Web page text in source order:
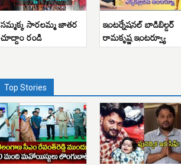
సమ్మక్క సారలమ్మ జాతర
చూద్దాం రండి
ఇంటర్నేషనల్ బాడిబిల్డర్
రామకృష్ణ ఇంటర్వ్యూ
Top Stories